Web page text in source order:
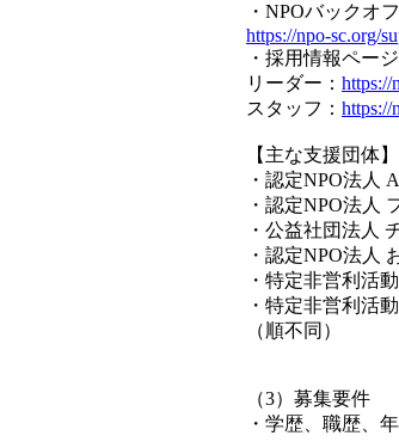
・NPOバックオ
https://npo-sc.org/
・採用情報ページ
リーダー： https://
スタッフ： https://
【主な支援団体】
・認定NPO法人
・認定NPO法人
・公益社団法人
・認定NPO法人
・特定非営利活
・特定非営利活
（順不同）
（3）募集要件
・学歴、職歴、